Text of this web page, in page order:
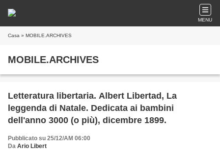
MENU
Casa » MOBILE.ARCHIVES
MOBILE.ARCHIVES
Letteratura libertaria. Albert Libertad, La
leggenda di Natale. Dedicata ai bambini
dell'anno 3000 (o più), dicembre 1899.
Pubblicato su 25/12/AM 06:00
Da Ario Libert